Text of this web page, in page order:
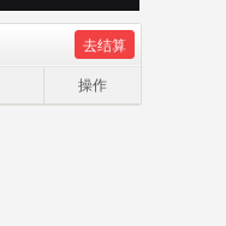
操作